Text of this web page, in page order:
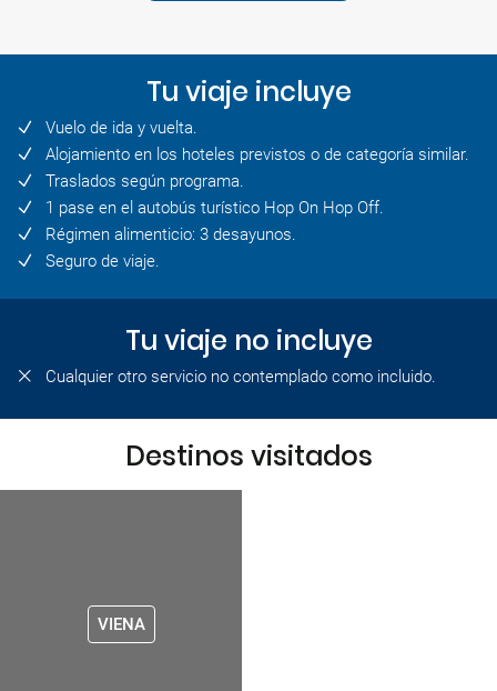
Tu viaje incluye
Vuelo de ida y vuelta.
Alojamiento en los hoteles previstos o de categoría similar.
Traslados según programa.
1 pase en el autobús turístico Hop On Hop Off.
Régimen alimenticio: 3 desayunos.
Seguro de viaje.
Tu viaje no incluye
Cualquier otro servicio no contemplado como incluido.
Destinos visitados
VIENA